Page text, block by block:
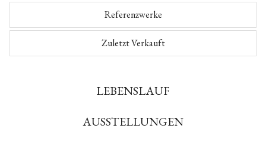
Referenzwerke
Zuletzt Verkauft
LEBENSLAUF
AUSSTELLUNGEN